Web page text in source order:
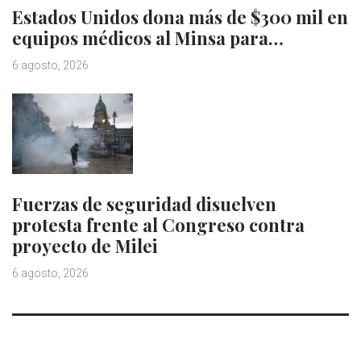
Estados Unidos dona más de $300 mil en
equipos médicos al Minsa para…
6 agosto, 2026
Fuerzas de seguridad disuelven
protesta frente al Congreso contra
proyecto de Milei
6 agosto, 2026